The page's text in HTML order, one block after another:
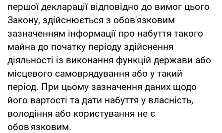
першої декларації відповідно до вимог цього
Закону, здійснюється з обов'язковим
зазначенням інформації про набуття такого
майна до початку періоду здійснення
діяльності із виконання функцій держави або
місцевого самоврядування або у такий
період. При цьому зазначення даних щодо
його вартості та дати набуття у власність,
володіння або користування не є
обов'язковим.